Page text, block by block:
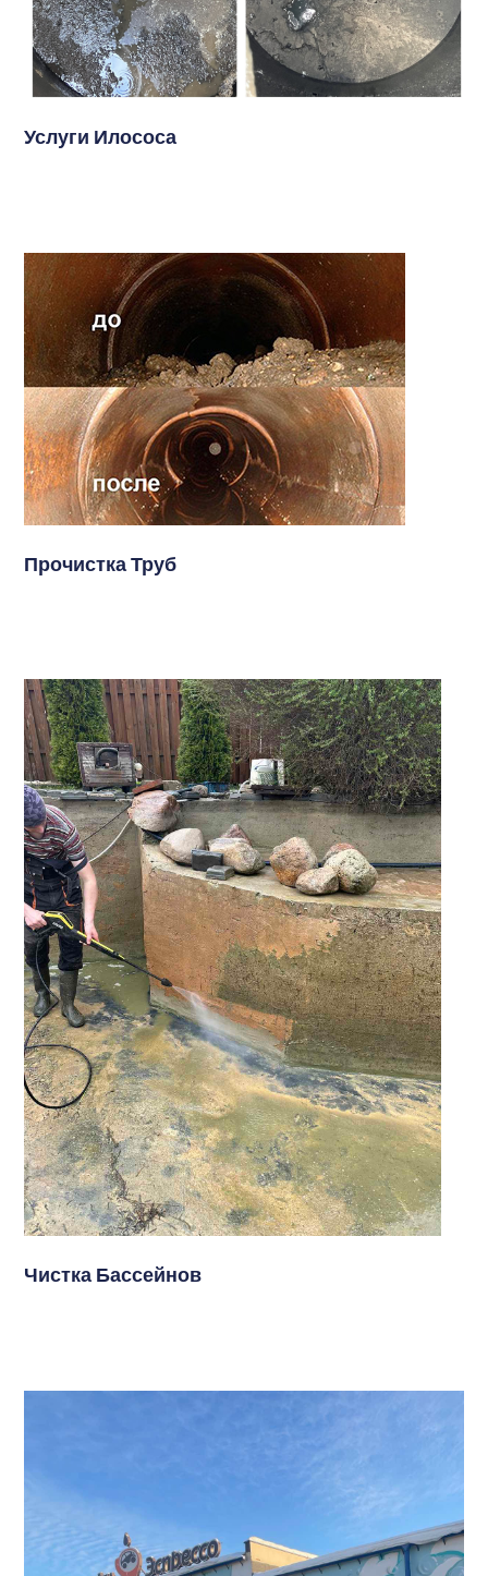
Услуги Илососа
Прочистка Труб
Чистка Бассейнов